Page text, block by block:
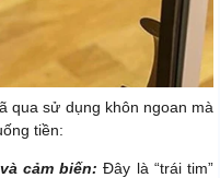
qua sử dụng khôn ngoan mà
tiền:
cảm biến:Đây là “trái tim”